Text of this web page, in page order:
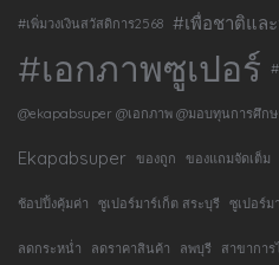
#เพิ่มวงเงินสวัสดิการ2568 #เพื่อชาติแล
#เอกภาพซูเปอร์
@ekapabsuper @เอกภาพ @มอบทุนการศึกษ
Ekapabsuper ของถูก ของแถมจัดเต็ม
ช้อปปิ้งคุ้มค่า ซูเปอร์มาร์เก็ต สระบุรี ซูเปอร์ม
ลดกระหน่ำ ลดราคาสินค้า ลพบุรี สาขากา